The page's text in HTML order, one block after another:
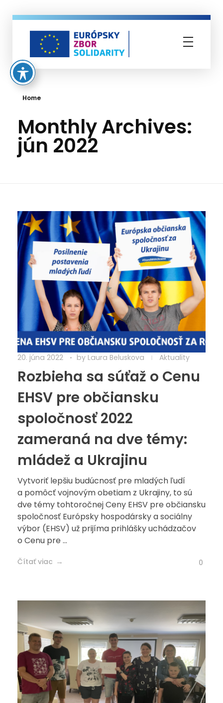
Home
Monthly Archives:
jún 2022
20. júna 2022 by Laura Beluskova Aktuality
Rozbieha sa súťaž o Cenu
EHSV pre občiansku
spoločnosť 2022
zameraná na dve témy:
mládež a Ukrajinu
Vytvoriť lepšiu budúcnosť pre mladých ľudí
a pomôcť vojnovým obetiam z Ukrajiny, to sú
dve témy tohtoročnej Ceny EHSV pre občiansku
spoločnosť Európsky hospodársky a sociálny
výbor (EHSV) už prijíma prihlášky uchádzačov
o Cenu pre ...
Čítať viac 0